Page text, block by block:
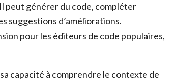
peut générer du code, compléter
suggestions d’améliorations.
pour les éditeurs de code populaires,
capacité à comprendre le contexte de